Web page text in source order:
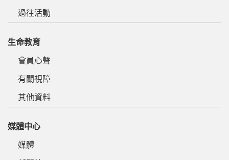
過往活動
生命教育
會員心聲
有關視障
其他資料
媒體中心
媒體